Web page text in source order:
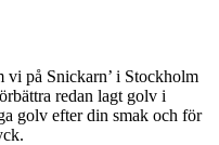
vi på Snickarn’ i Stockholm
redan lagt golv i
golv efter din smak och för